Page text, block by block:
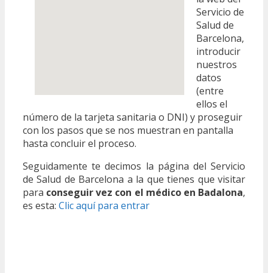
Servicio de
Salud de
Barcelona,
introducir
nuestros
datos
(entre
ellos el
número de la tarjeta sanitaria o DNI) y proseguir
con los pasos que se nos muestran en pantalla
hasta concluir el proceso.
Seguidamente te decimos la página del Servicio
de Salud de Barcelona a la que tienes que visitar
para conseguir vez con el médico en Badalona,
es esta: Clic aquí para entrar